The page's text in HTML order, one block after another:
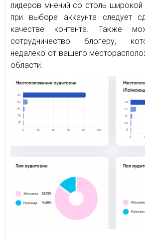
лидеров мнений со столь широкой
при выборе аккаунта следует
качестве контента. Также
сотрудничество блогеру,
недалеко от вашего
области.